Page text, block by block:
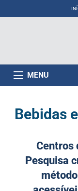
MENU
Bebidas
Centros
Pesquisa